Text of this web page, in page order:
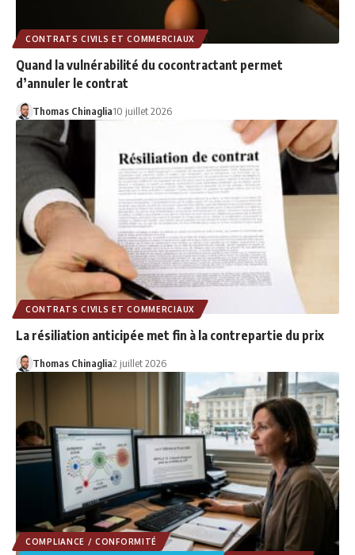
CONTRATS CIVILS ET COMMERCIAUX
Quand la vulnérabilité du cocontractant permet
d’annuler le contrat
Thomas Chinaglia10 juillet 2026
CONTRATS CIVILS ET COMMERCIAUX
La résiliation anticipée met fin à la contrepartie du prix
Thomas Chinaglia2 juillet 2026
COMPLIANCE / CONFORMITÉ